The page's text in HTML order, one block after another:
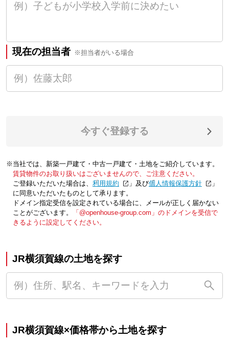
現在の担当者 ※担当者がいる場合
今すぐ登録する
※当社では、新築一戸建て・中古一戸建て・土地をご紹介しています。
賃貸物件のお取り扱いはございませんので、ご注意ください。
ご登録いただいた場合は、「利用規約 」及び「個人情報保護方針
」
に同意いただいたものとして承ります。
ドメイン指定受信を設定されている場合に、メールが正しく届かない
ことがございます。
「@openhouse-group.com」のドメインを受信で
きるように設定してください。
JR横須賀線の土地を探す
JR横須賀線×価格帯から土地を探す